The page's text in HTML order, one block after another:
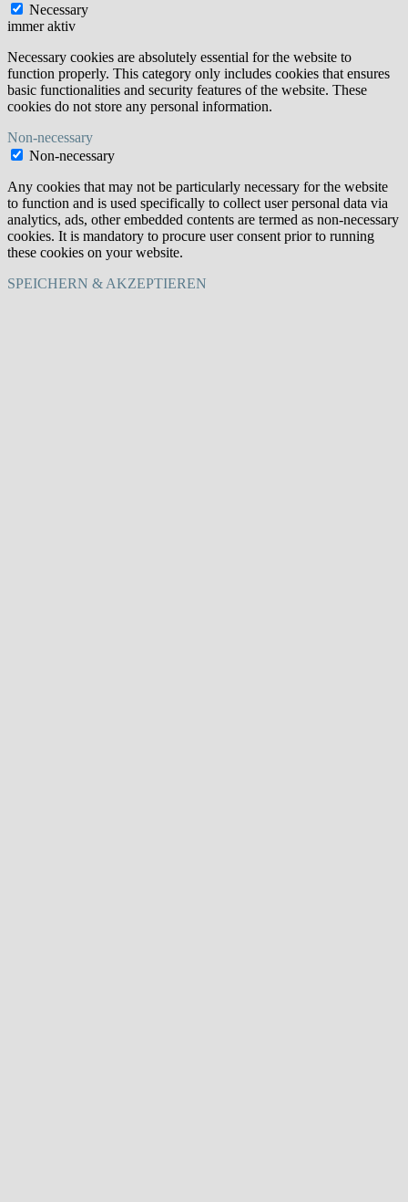
Necessary
immer aktiv
Necessary cookies are absolutely essential for the website to
function properly. This category only includes cookies that ensures
basic functionalities and security features of the website. These
cookies do not store any personal information.
Non-necessary
Non-necessary
Any cookies that may not be particularly necessary for the website
to function and is used specifically to collect user personal data via
analytics, ads, other embedded contents are termed as non-necessary
cookies. It is mandatory to procure user consent prior to running
these cookies on your website.
SPEICHERN & AKZEPTIEREN